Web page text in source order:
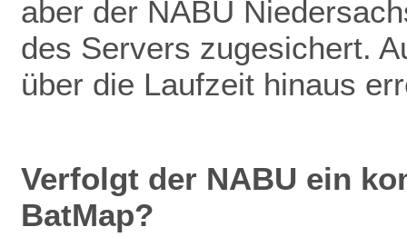
aber der NABU
des Servers zugesichert.
über die Laufzeit hinaus
Verfolgt der NABU ein
BatMap?